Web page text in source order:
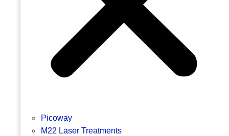
Picoway
M22 Laser Treatments